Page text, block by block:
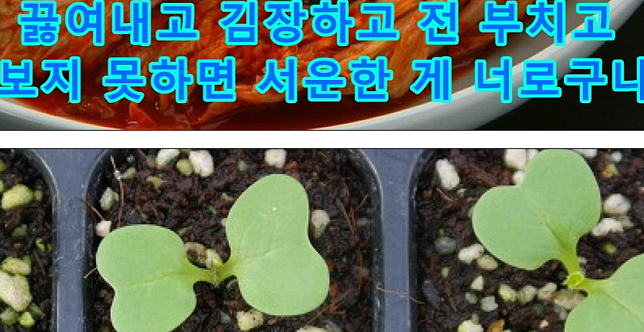
조회수 69 회 |
2022.10.24
윤회전생론
이금로
조회수 128 회
2022.10.20
영주 선비골 나들이
이금로
조회수 163 회
2022.10.02
한여름-사설시조 낭송
이금로
조회수 1,333 회 |